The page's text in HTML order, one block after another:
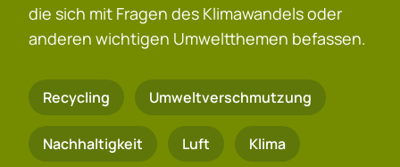
die sich mit Fragen des Klimawandels oder
anderen wichtigen Umweltthemen befassen.
Recycling Umweltverschmutzung
Nachhaltigkeit Luft Klima